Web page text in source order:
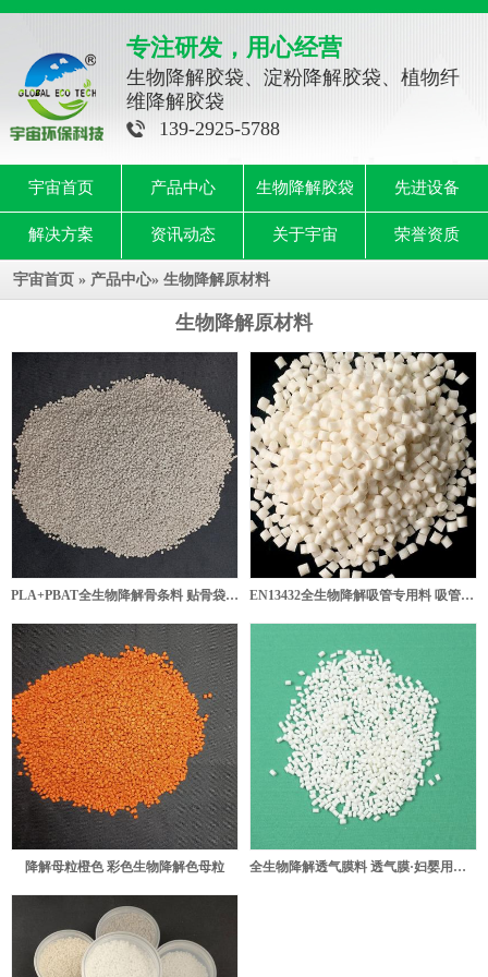
专注研发，用心经营
生物降解胶袋、淀粉降解胶袋、植物纤
维降解胶袋
139-2925-5788
宇宙首页 产品中心 生物降解胶袋 先进设备
解决方案 资讯动态 关于宇宙 荣誉资质
宇宙首页 » 产品中心» 生物降解原材料
生物降解原材料
PLA+PBAT全生物降解骨条料 贴骨袋/拉链袋封口专用 EN13432全生物降解吸管专用料 吸管挤出粒子
降解母粒橙色 彩色生物降解色母粒 全生物降解透气膜料 透气膜·妇婴用品膜生产专用